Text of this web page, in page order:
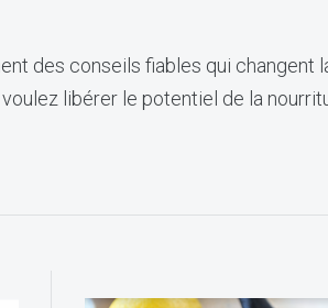
des conseils fiables qui changent
libérer le potentiel de la